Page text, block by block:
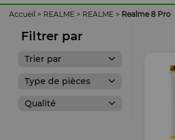
Accueil > REALME > REALME > Realme 8 Pro
Filtrer par
Trier par
Type de pièces
Qualité